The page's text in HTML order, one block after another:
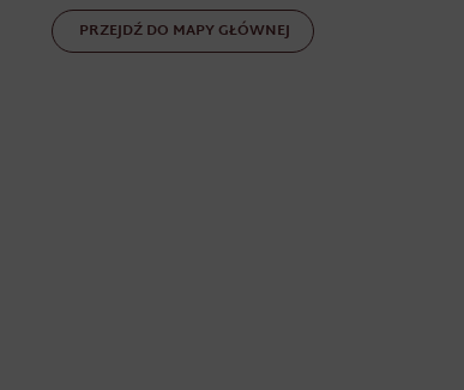
PRZEJDŹ DO MAPY GŁÓWNEJ